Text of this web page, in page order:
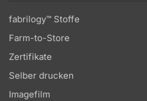
fabrilogy™ Stoffe
Farm-to-Store
Zertifikate
Selber drucken
Imagefilm